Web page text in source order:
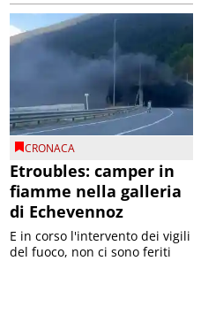
CRONACA
Etroubles: camper in
fiamme nella galleria
di Echevennoz
E in corso l'intervento dei vigili
del fuoco, non ci sono feriti